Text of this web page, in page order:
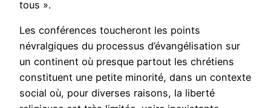
tous ».
Les conférences toucheront les points
névralgiques du processus d’évangélisation sur
un continent où presque partout les chrétiens
constituent une petite minorité, dans un contexte
social où, pour diverses raisons, la liberté